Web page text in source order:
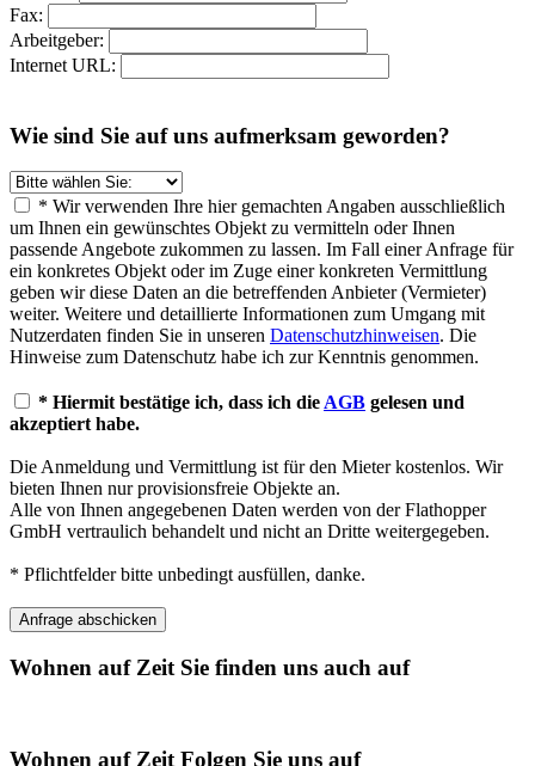
Fax:
Arbeitgeber:
Internet URL:
Wie sind Sie auf uns aufmerksam geworden?
* Wir verwenden Ihre hier gemachten Angaben ausschließlich
um Ihnen ein gewünschtes Objekt zu vermitteln oder Ihnen
passende Angebote zukommen zu lassen. Im Fall einer Anfrage für
ein konkretes Objekt oder im Zuge einer konkreten Vermittlung
geben wir diese Daten an die betreffenden Anbieter (Vermieter)
weiter. Weitere und detaillierte Informationen zum Umgang mit
Nutzerdaten finden Sie in unseren Datenschutzhinweisen. Die
Hinweise zum Datenschutz habe ich zur Kenntnis genommen.
* Hiermit bestätige ich, dass ich die AGB gelesen und
akzeptiert habe.
Die Anmeldung und Vermittlung ist für den Mieter kostenlos. Wir
bieten Ihnen nur provisionsfreie Objekte an.
Alle von Ihnen angegebenen Daten werden von der Flathopper
GmbH vertraulich behandelt und nicht an Dritte weitergegeben.
* Pflichtfelder bitte unbedingt ausfüllen, danke.
Wohnen auf Zeit Sie finden uns auch auf
Wohnen auf ZeitFolgen Sie uns auf